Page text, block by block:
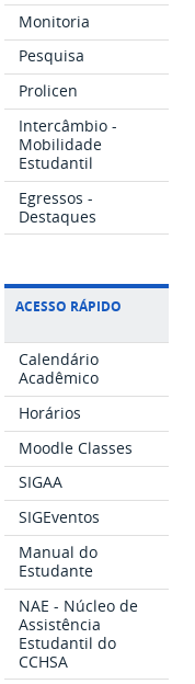
Monitoria
Pesquisa
Prolicen
Intercâmbio -
Mobilidade
Estudantil
Egressos -
Destaques
ACESSO RÁPIDO
Calendário
Acadêmico
Horários
Moodle Classes
SIGAA
SIGEventos
Manual do
Estudante
NAE - Núcleo de
Assistência
Estudantil do
CCHSA